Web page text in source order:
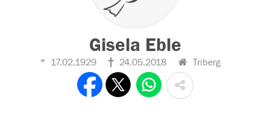
Gisela Eble
17.02.1929 24.05.2018 Triberg